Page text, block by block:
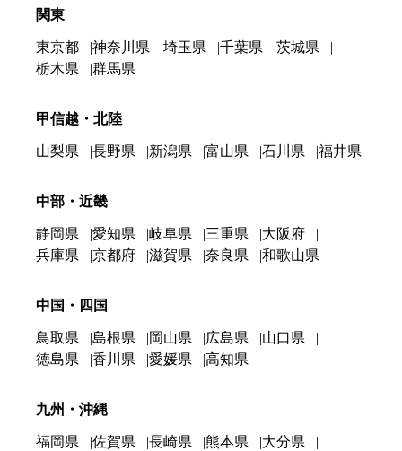
関東
東京都 神奈川県 埼玉県 千葉県
茨城県
栃木県
群馬県
甲信越・北陸
山梨県 長野県 新潟県 富山県 石川県 福井県
中部・近畿
静岡県 愛知県 岐阜県 三重県
大阪府
兵庫県
京都府 滋賀県 奈良県 和歌山県
中国・四国
鳥取県 島根県 岡山県 広島県
山口県
徳島県
香川県 愛媛県 高知県
九州・沖縄
福岡県 佐賀県 長崎県 熊本県
大分県